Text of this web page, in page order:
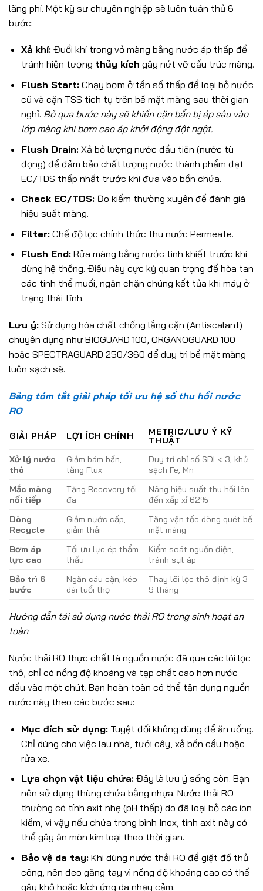
lãng phí. Một kỹ sư chuyên nghiệp sẽ luôn tuân thủ 6
bước:
Xả khí:Đuổi khí trong vỏ màng bằng nước áp thấp để
tránh hiện tượng thủy kích gây nứt vỡ cấu trúc màng.
Flush Start:Chạy bơm ở tần số thấp để loại bỏ nước
cũ và cặn TSS tích tụ trên bề mặt màng sau thời gian
nghỉ. Bỏ qua bước này sẽ khiến cặn bẩn bị ép sâu vào
lớp màng khi bơm cao áp khởi động đột ngột.
Flush Drain:Xả bỏ lượng nước đầu tiên (nước tù
đọng) để đảm bảo chất lượng nước thành phẩm đạt
EC/TDS thấp nhất trước khi đưa vào bồn chứa.
Check EC/TDS:Đo kiểm thường xuyên để đánh giá
hiệu suất màng.
Filter:Chế độ lọc chính thức thu nước Permeate.
Flush End:Rửa màng bằng nước tinh khiết trước khi
dừng hệ thống. Điều này cực kỳ quan trọng để hòa tan
các tinh thể muối, ngăn chặn chúng kết tủa khi máy ở
trạng thái tĩnh.
Lưu ý: Sử dụng hóa chất chống lắng cặn (Antiscalant)
chuyên dụng như BIOGUARD 100, ORGANOGUARD 100
hoặc SPECTRAGUARD 250/360 để duy trì bề mặt màng
luôn sạch sẽ.
Bảng tóm tắt giải pháp tối ưu hệ số thu hồi nước
RO
GIẢI PHÁP LỢI ÍCH CHÍNH
METRIC/LƯU Ý KỸ
THUẬT
Xử lý nước
thô
Giảm bám bẩn,
tăng Flux
Duy trì chỉ số SDI < 3; khử
sạch Fe, Mn
Mắc màng
nối tiếp
Tăng Recovery tối
đa
Nâng hiệu suất thu hồi lên
đến xấp xỉ 62%
Dòng
Recycle
Giảm nước cấp,
giảm thải
Tăng vận tốc dòng quét bề
mặt màng
Bơm áp
lực cao
Tối ưu lực ép thẩm
thấu
Kiểm soát nguồn điện,
tránh sụt áp
Bảo trì 6
bước
Ngăn cáu cặn, kéo
dài tuổi thọ
Thay lõi lọc thô định kỳ 3–
9 tháng
Hướng dẫn tái sử dụng nước thải RO trong sinh hoạt an
toàn
Nước thải RO thực chất là nguồn nước đã qua các lõi lọc
thô, chỉ có nồng độ khoáng và tạp chất cao hơn nước
đầu vào một chút. Bạn hoàn toàn có thể tận dụng nguồn
nước này theo các bước sau:
Mục đích sử dụng:Tuyệt đối không dùng để ăn uống.
Chỉ dùng cho việc lau nhà, tưới cây, xả bồn cầu hoặc
rửa xe.
Lựa chọn vật liệu chứa:Đây là lưu ý sống còn. Bạn
nên sử dụng thùng chứa bằng nhựa. Nước thải RO
thường có tính axit nhẹ (pH thấp) do đã loại bỏ các ion
kiềm, vì vậy nếu chứa trong bình Inox, tính axit này có
thể gây ăn mòn kim loại theo thời gian.
Bảo vệ da tay:Khi dùng nước thải RO để giặt đồ thủ
công, nên đeo găng tay vì nồng độ khoáng cao có thể
gây khô hoặc kích ứng da nhạy cảm.